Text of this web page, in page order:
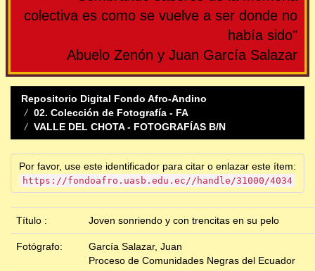
colectiva es como se vuelve a ser donde no
había sido"
Abuelo Zenón y Juan García Salazar
Repositorio Digital Fondo Afro-Andino
02. Colección de Fotografía - FA
VALLE DEL CHOTA - FOTOGRAFÍAS B/N
Por favor, use este identificador para citar o enlazar este ítem:
https://fondoafro.uasb.edu.ec//handle/31000/4034
Título : Joven sonriendo y con trencitas en su pelo
Fotógrafo:
García Salazar, Juan
Proceso de Comunidades Negras del Ecuador